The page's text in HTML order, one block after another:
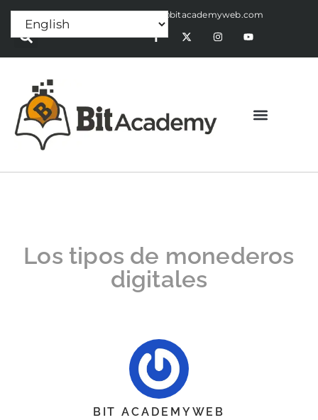
Press Release:alex@bitacademyweb.com
Los tipos de monederos
digitales
BIT ACADEMYWEB